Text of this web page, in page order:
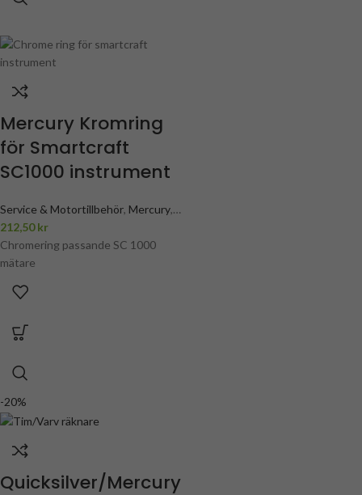
Mercury Kromring
för Smartcraft
SC1000 instrument
Service & Motortillbehör, Mercury,
Mercury Elektronik
Instrument, Mercury smartcraft
212,50kr
Chromering passande SC 1000
mätare
-20%
Quicksilver/Mercury